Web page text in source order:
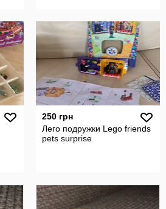
250 грн
Лего подружки Lego friends
pets surprise